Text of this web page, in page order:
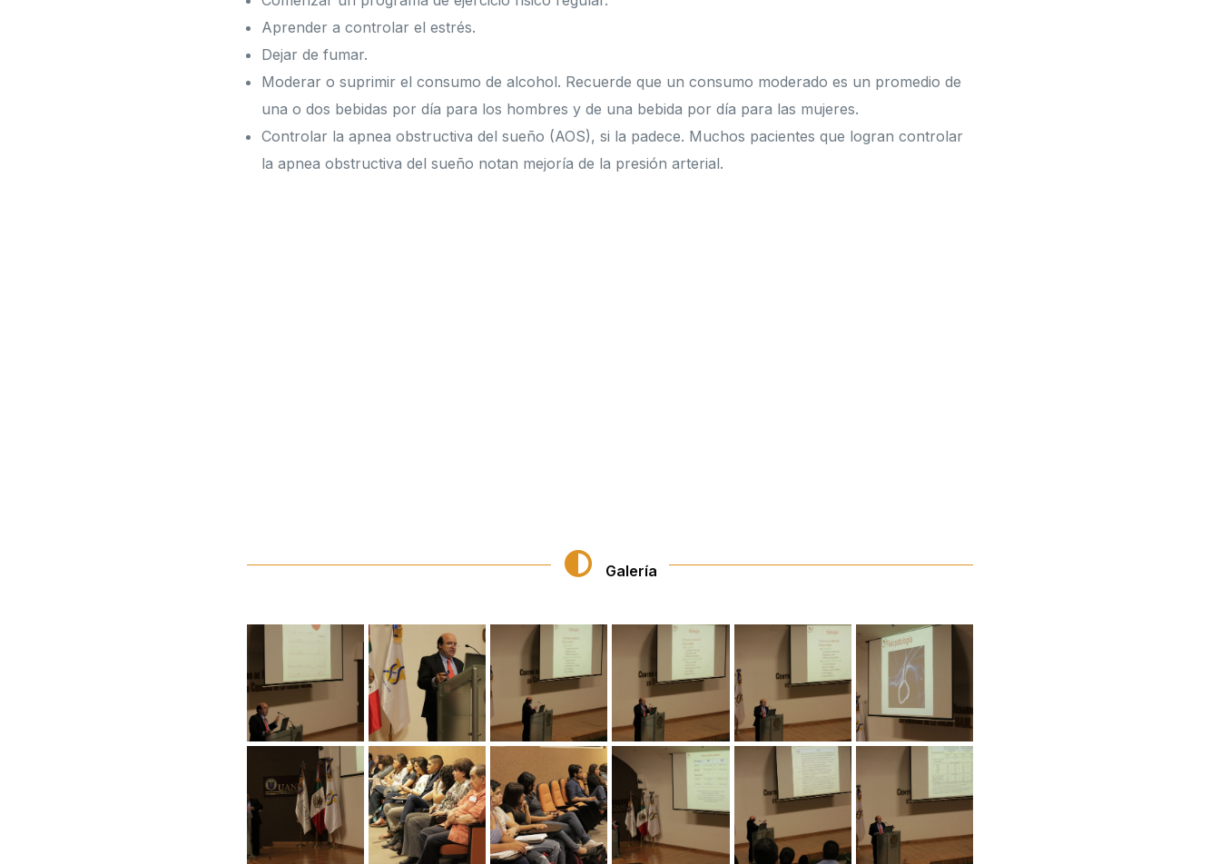
Aprender a controlar el estrés.
Dejar de fumar.
Moderar o suprimir el consumo de alcohol. Recuerde que un consumo moderado es un promedio de
una o dos bebidas por día para los hombres y de una bebida por día para las mujeres.
Controlar la apnea obstructiva del sueño (AOS), si la padece. Muchos pacientes que logran controlar
la apnea obstructiva del sueño notan mejoría de la presión arterial.
Galería